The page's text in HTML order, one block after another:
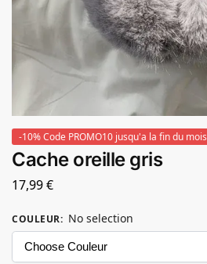
-10% Code PROMO10 jusqu'a la fin du mois
Cache oreille gris
17,99€
COULEUR: No selection